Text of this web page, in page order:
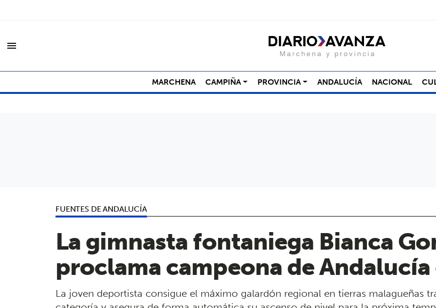
menu
MARCHENA CAMPIÑA PROVINCIA ANDALUCÍA NACIONAL
FUENTES DE ANDALUCÍA
La gimnasta fontaniega Bianca
proclama campeona de
La joven deportista consigue el máximo galardón regional en tierras malagueñas